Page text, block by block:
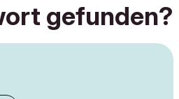
gefunden?